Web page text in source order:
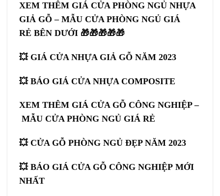
XEM THÊM GIÁ CỬA PHÒNG NGỦ NHỰA
GIẢ GỖ – MẪU CỬA PHÒNG NGỦ GIÁ
RẺ BÊN DƯỚI 🎁🎁🎁🎁🎁
💥 GIÁ CỬA NHỰA GIẢ GỖ NĂM 2023
💥 BÁO GIÁ CỬA NHỰA COMPOSITE
XEM THÊM GIÁ CỬA GỖ CÔNG NGHIỆP –
MẪU CỬA PHÒNG NGỦ GIÁ RẺ
💥 CỬA GỖ PHÒNG NGỦ ĐẸP NĂM 2023
💥 BÁO GIÁ CỬA GỖ CÔNG NGHIỆP MỚI
NHẤT